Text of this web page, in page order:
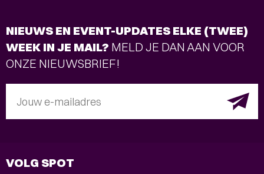
NIEUWS EN EVENT-UPDATES ELKE (TWEE)
WEEK IN JE MAIL? MELD JE DAN AAN VOOR
ONZE NIEUWSBRIEF!
Jouw e-mailadres
VOLG SPOT